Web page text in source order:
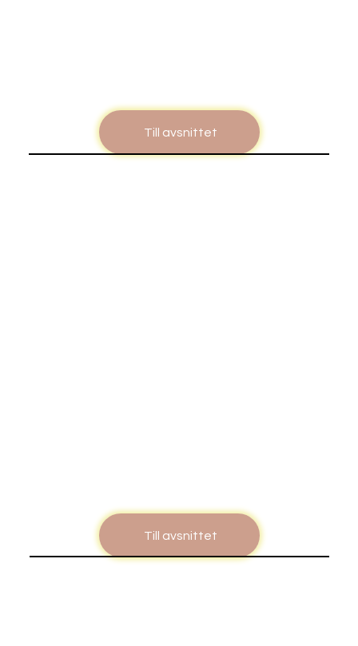
Till avsnittet
Till avsnittet